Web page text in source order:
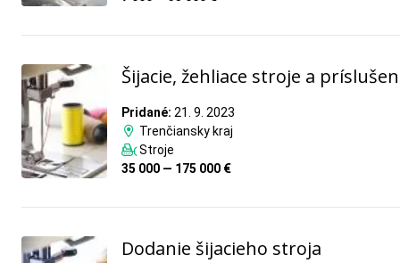
Šijacie, žehliace stroje a
Pridané: 21. 9. 2023
Trenčiansky kraj
Stroje
35 000 — 175 000 €
Dodanie šijacieho stroja